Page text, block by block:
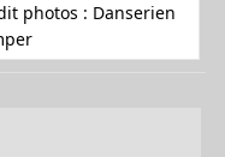
photos : Danserien